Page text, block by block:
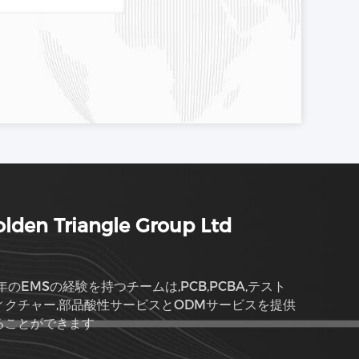
Triangle Group Ltd
のEMSの経験を持つチームは,PCB,PCBA,テスト
クチャー,部品酸性サービスとODMサービスを提供
ことができます